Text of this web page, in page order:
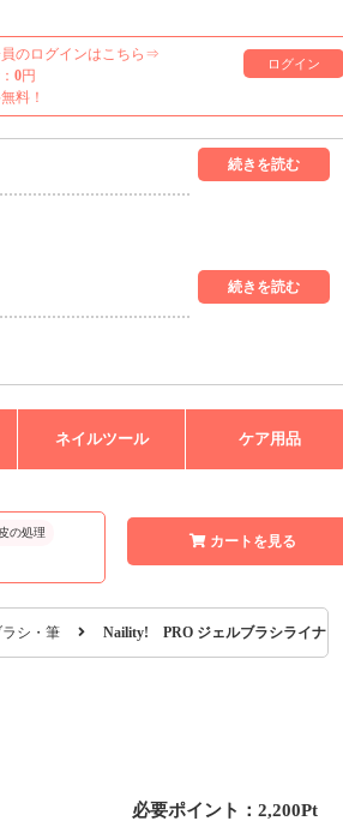
のログインはこちら⇒
ログイン
0円
料！
ネイルツール ケア用品
の処理
カートを見る
シ・筆 Naility! PRO ジェルブラシライナー
必要ポイント：2,200Pt